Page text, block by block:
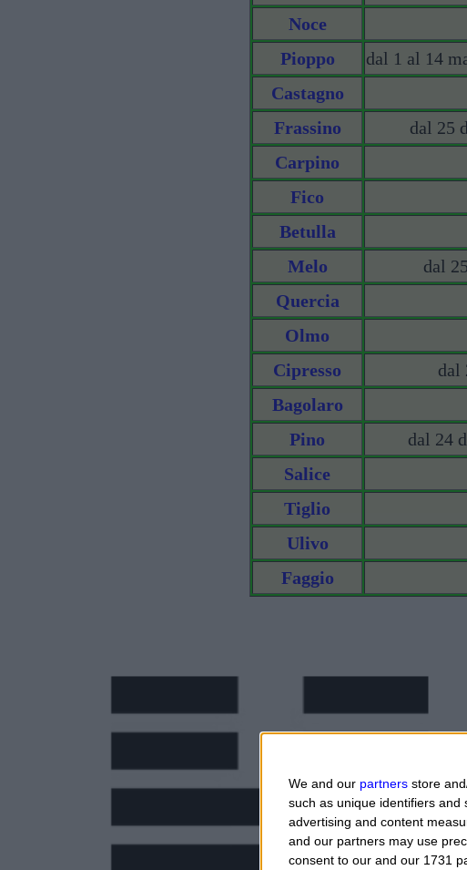
We and our partners store
such as unique identifiers and
advertising and content
and our partners may use
consent to our and our 1731
Noce
Pioppo
dal 1 al 14
Castagno
Frassino
dal 25
Carpino
Fico
Betulla
Melo
dal
Quercia
Olmo
Cipresso
dal
Bagolaro
Pino
dal 24
Salice
Tiglio
Ulivo
Faggio